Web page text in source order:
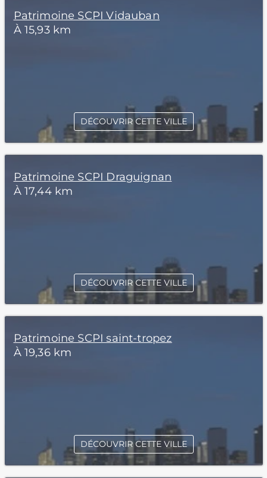
Patrimoine SCPI Vidauban
À 15,93 km
DÉCOUVRIR CETTE VILLE
Patrimoine SCPI Draguignan
À 17,44 km
DÉCOUVRIR CETTE VILLE
Patrimoine SCPI saint-tropez
À 19,36 km
DÉCOUVRIR CETTE VILLE